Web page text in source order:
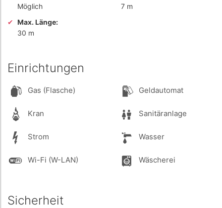
Möglich
7 m
Max. Länge:
30 m
Einrichtungen
Gas (Flasche) Geldautomat
Kran Sanitäranlage
Strom Wasser
Wi-Fi (W-LAN) Wäscherei
Sicherheit